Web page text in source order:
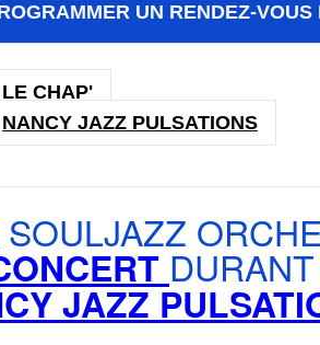
UN RENDEZ-VOUS
LE CHAP'
NANCY JAZZ PULSATIONS
JAZZ